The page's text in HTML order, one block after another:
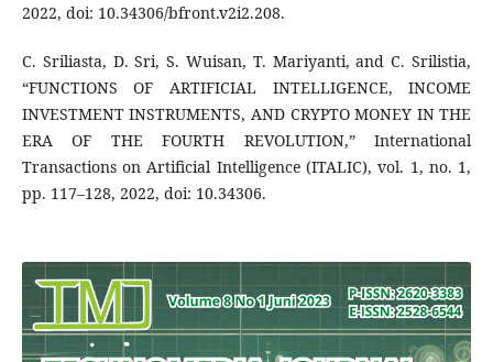
2022, doi: 10.34306/bfront.v2i2.208.
C. Sriliasta, D. Sri, S. Wuisan, T. Mariyanti, and C. Srilistia,
“FUNCTIONS OF ARTIFICIAL INTELLIGENCE, INCOME
INVESTMENT INSTRUMENTS, AND CRYPTO MONEY IN THE
ERA OF THE FOURTH REVOLUTION,” International
Transactions on Artificial Intelligence (ITALIC), vol. 1, no. 1,
pp. 117–128, 2022, doi: 10.34306.